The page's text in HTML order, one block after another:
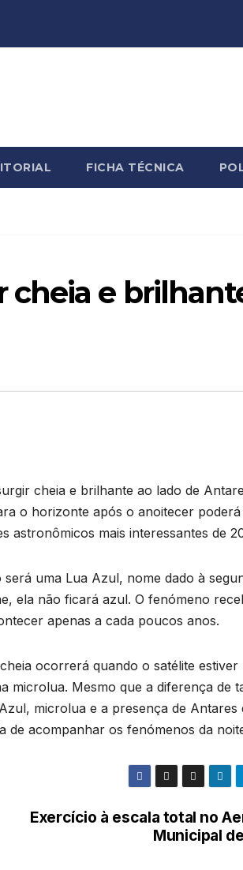
FICHA TÉCNICA
cheia e
cheia e brilhante ao lado de
o horizonte após o anoitecer poderá
astronômicos mais interessantes de
uma Lua Azul, nome dado à
ela não ficará azul. O fenómeno
apenas a cada poucos anos.
ocorrerá quando o satélite estiver
microlua. Mesmo que a diferença de
microlua e a presença de Antares
de acompanhar os fenómenos da
Exercício à escala total no
Municipal